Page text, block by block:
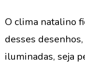
O clima natalino
desses
iluminadas, seja